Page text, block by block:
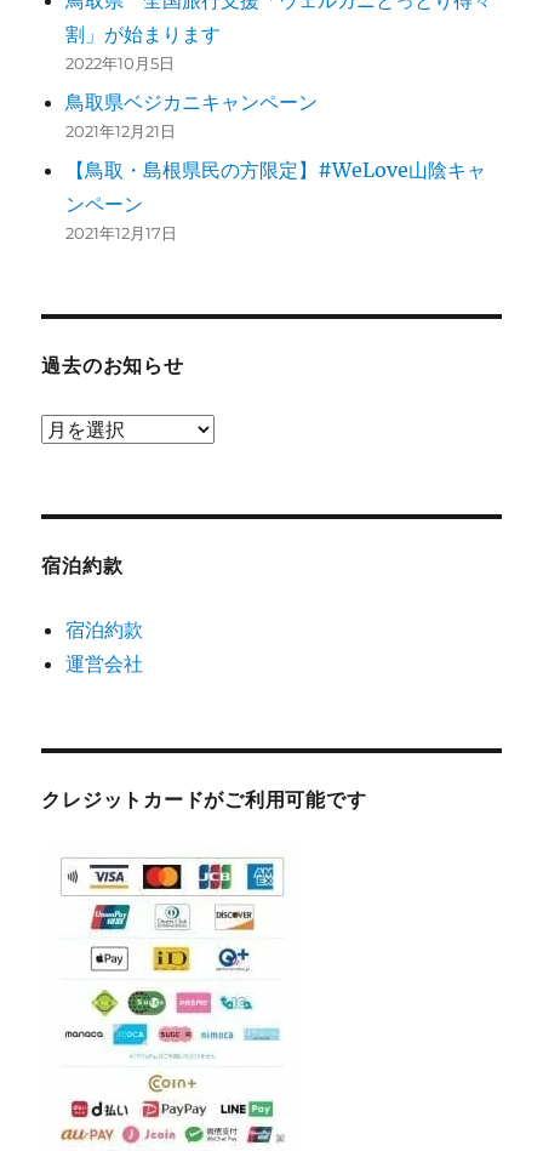
割」が始まります
2022年10月5日
鳥取県ベジカニキャンペーン
2021年12月21日
【鳥取・島根県民の方限定】#WeLove山陰キャ
ンペーン
2021年12月17日
過去のお知らせ
過
知
せ
宿泊約款
宿泊約款
運営会社
クレジットカードがご利用可能です